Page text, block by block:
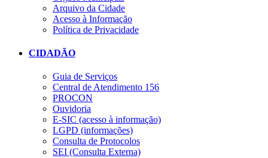
Arquivo da Cidade
Acesso à Informação
Política de Privacidade
CIDADÃO
Guia de Serviços
Central de Atendimento 156
PROCON
Ouvidoria
E-SIC (acesso à informação)
LGPD (informações)
Consulta de Protocolos
SEI (Consulta Externa)